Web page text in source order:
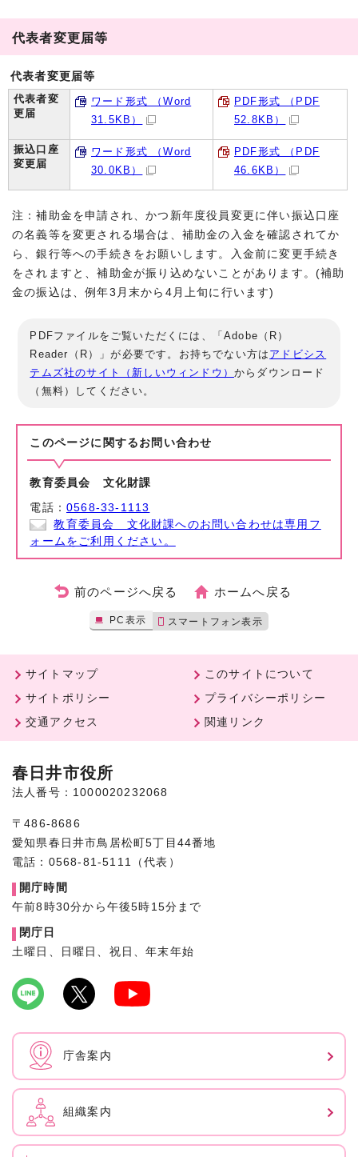
代表者変更届等
代表者変更届等
代表者変
更届
ワード形式 （Word
31.5KB）
PDF形式 （PDF
52.8KB）
振込口座
変更届
ワード形式 （Word
30.0KB）
PDF形式 （PDF
46.6KB）
注：補助金を申請され、かつ新年度役員変更に伴い振込口座
の名義等を変更される場合は、補助金の入金を確認されてか
ら、銀行等への手続きをお願いします。入金前に変更手続き
をされますと、補助金が振り込めないことがあります。(補助
金の振込は、例年3月末から4月上旬に行います)
PDFファイルをご覧いただくには、「Adobe（R）
Reader（R）」が必要です。お持ちでない方は アドビシス
テムズ社のサイト（新しいウィンドウ）からダウンロード
（無料）してください。
このページに関する お問い合わせ
教育委員会 文化財課
電話：0568-33-1113
教育委員会 文化財課へのお問い合わせは専用フ
ォームをご利用ください。
前のページへ戻る ホームへ戻る
PC表示 スマートフォン表示
サイトマップ
このサイトについて
サイトポリシー
プライバシーポリシー
交通アクセス
関連リンク
春日井市役所
法人番号：1000020232068
〒486-8686
愛知県春日井市鳥居松町5丁目44番地
電話：0568-81-5111（代表）
開庁時間
午前8時30分から午後5時15分まで
閉庁日
土曜日、日曜日、祝日、年末年始
庁舎案内
組織案内